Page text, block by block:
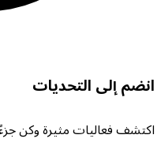
انضم إلى التحديات
اكتشف فعاليات مثيرة وكن